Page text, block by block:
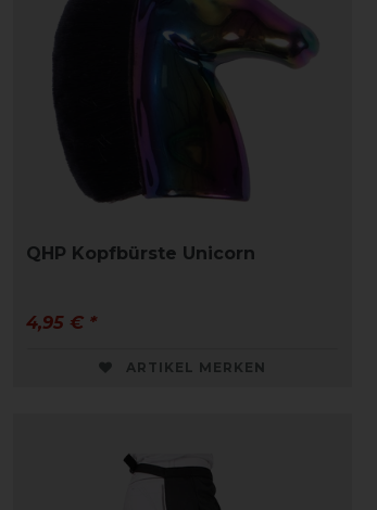
QHP Kopfbürste Unicorn
4,95 € *
ARTIKEL MERKEN